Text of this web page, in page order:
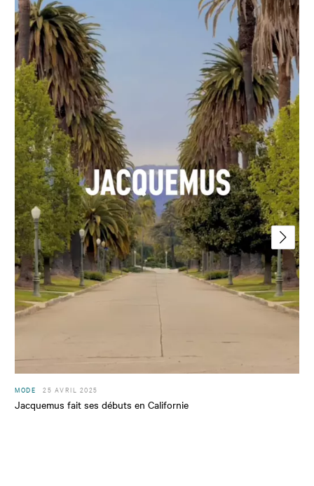
MODE 25 AVRIL 2025
Jacquemus fait ses débuts en Californie